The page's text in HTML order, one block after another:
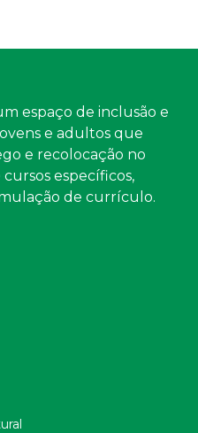
espaço de inclusão e
e adultos que
e recolocação no
específicos,
de currículo.